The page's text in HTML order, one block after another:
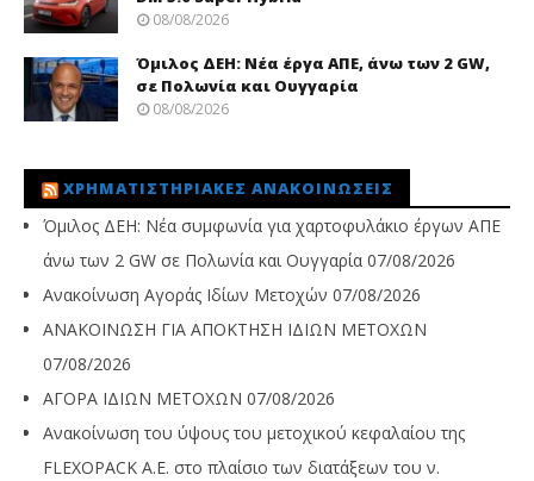
08/08/2026
Όμιλος ΔΕΗ: Νέα έργα ΑΠΕ, άνω των 2 GW,
σε Πολωνία και Ουγγαρία
08/08/2026
ΧΡΗΜΑΤΙΣΤΗΡΙΑΚΈΣ ΑΝΑΚΟΙΝΏΣΕΙΣ
Όμιλος ΔΕΗ: Νέα συμφωνία για χαρτοφυλάκιο έργων ΑΠΕ
άνω των 2 GW σε Πολωνία και Ουγγαρία 07/08/2026
Ανακοίνωση Αγοράς Ιδίων Μετοχών 07/08/2026
ΑΝΑΚΟΙΝΩΣΗ ΓΙΑ ΑΠΟΚΤΗΣΗ ΙΔΙΩΝ ΜΕΤΟΧΩΝ
07/08/2026
ΑΓΟΡΑ ΙΔΙΩΝ ΜΕΤΟΧΩΝ 07/08/2026
Ανακοίνωση του ύψους του μετοχικού κεφαλαίου της
FLEXOPACK A.E. στο πλαίσιο των διατάξεων του ν.